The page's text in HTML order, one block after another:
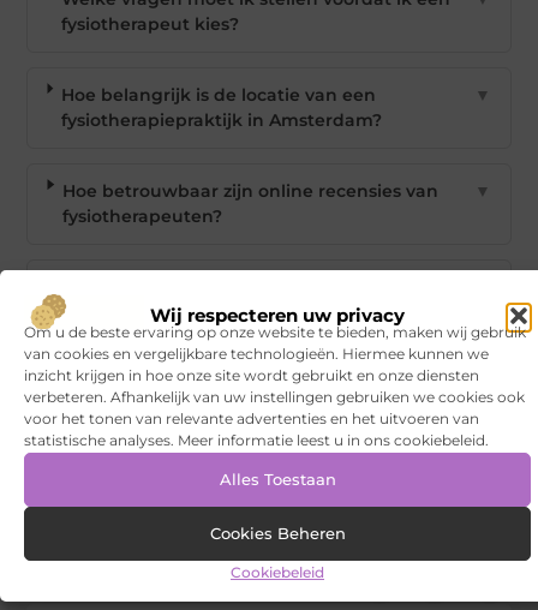
Wij respecteren uw privacy
Om u de beste ervaring op onze website te bieden, maken wij gebruik
van cookies en vergelijkbare technologieën. Hiermee kunnen we
inzicht krijgen in hoe onze site wordt gebruikt en onze diensten
verbeteren. Afhankelijk van uw instellingen gebruiken we cookies ook
voor het tonen van relevante advertenties en het uitvoeren van
statistische analyses. Meer informatie leest u in ons cookiebeleid.
Alles Toestaan
Cookies Beheren
Cookiebeleid
fysiotherapeut kies?
Hoe belangrijk is de locatie van een
fysiotherapiepraktijk in Amsterdam?
▼
Hoe betrouwbaar zijn online recensies van
fysiotherapeuten?
▼
kiezen van een fysiotherapeut?
Goed artikel? Deel hem dan op:
X
(Twitter)
Facebook Pinterest LinkedIn Email
Tags en Categorieën: